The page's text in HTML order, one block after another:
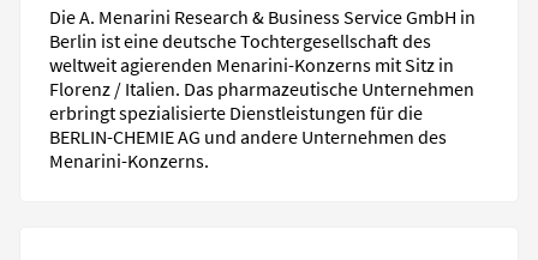
Die A. Menarini Research & Business Service GmbH in
Berlin ist eine deutsche Tochtergesellschaft des
weltweit agierenden Menarini-Konzerns mit Sitz in
Florenz / Italien. Das pharmazeutische Unternehmen
erbringt spezialisierte Dienstleistungen für die
BERLIN-CHEMIE AG und andere Unternehmen des
Menarini-Konzerns.